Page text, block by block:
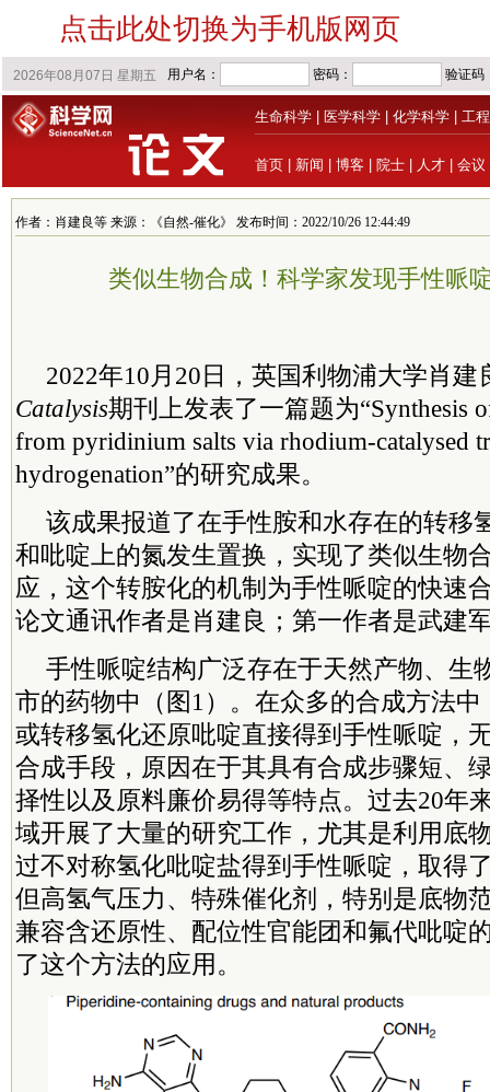
点击此处切换为手机版网页
生命科学 医学科学 化学科学 工
首页 新闻 博客 院士 人才 会议
作者：肖建良等 来源：《自然-催化》 发布时间：2022/10/26 12:44:49
类似生物合成！科学家发现手性哌
2022年10月20日，英国利物浦大学肖建
Catalysis期刊上发表了一篇题为“Synthesis
from pyridinium salts via rhodium-catalysed
hydrogenation”的研究成果。
该成果报道了在手性胺和水存在的转移
和吡啶上的氮发生置换，实现了类似生物
应，这个转胺化的机制为手性哌啶的快速
论文通讯作者是肖建良；第一作者是武建
手性哌啶结构广泛存在于天然产物、生
市的药物中（图1）。在众多的合成方法
或转移氢化还原吡啶直接得到手性哌啶，
合成手段，原因在于其具有合成步骤短、
择性以及原料廉价易得等特点。过去20年
域开展了大量的研究工作，尤其是利用底
过不对称氢化吡啶盐得到手性哌啶，取得
但高氢气压力、特殊催化剂，特别是底物
兼容含还原性、配位性官能团和氟代吡啶
了这个方法的应用。